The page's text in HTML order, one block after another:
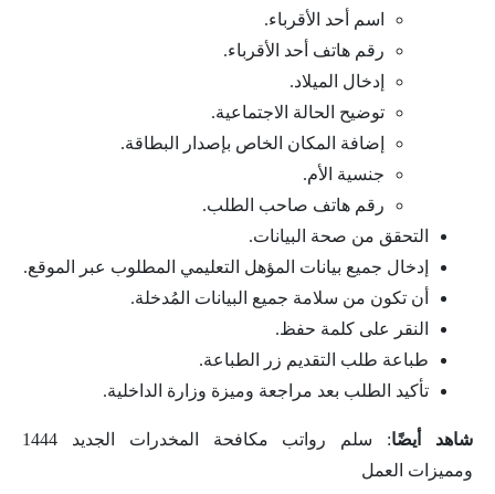
اسم أحد الأقرباء.
رقم هاتف أحد الأقرباء.
إدخال الميلاد.
توضيح الحالة الاجتماعية.
إضافة المكان الخاص بإصدار البطاقة.
جنسية الأم.
رقم هاتف صاحب الطلب.
التحقق من صحة البيانات.
إدخال جميع بيانات المؤهل التعليمي المطلوب عبر الموقع.
أن تكون من سلامة جميع البيانات المُدخلة.
النقر على كلمة حفظ.
طباعة طلب التقديم زر الطباعة.
تأكيد الطلب بعد مراجعة وميزة وزارة الداخلية.
شاهد أيضًا
: سلم رواتب مكافحة المخدرات الجديد 1444
ومميزات العمل